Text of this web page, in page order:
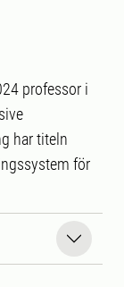
professor i
har titeln
för